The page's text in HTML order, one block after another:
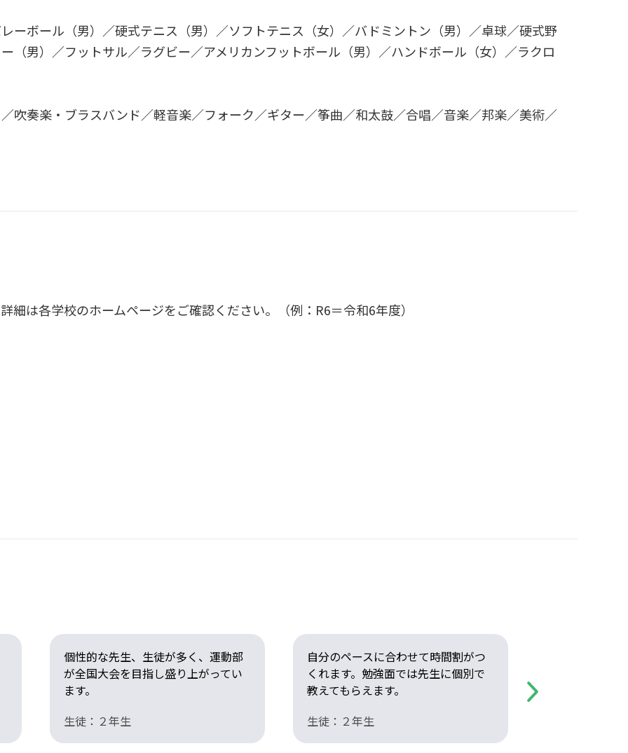
ーボール（男）／硬式テニス（男）／ソフトテニス（女）／バドミントン（男）／卓球／硬式野
（男）／フットサル／ラグビー／アメリカンフットボール（男）／ハンドボール（女）／ラクロ
吹奏楽・ブラスバンド／軽音楽／フォーク／ギター／筝曲／和太鼓／合唱／音楽／邦楽／美術／
細は各学校のホームページをご確認ください。（例：R6＝令和6年度）
個性的な先生、生徒が多く、運動部
が全国大会を目指し盛り上がってい
ます。
生徒：２年生
自分のペースに合わせて時間割がつ
くれます。勉強面では先生に個別で
教えてもらえます。
生徒：２年生
Next